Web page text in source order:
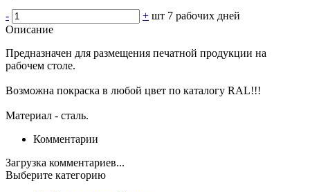
- + шт 7 рабочих дней
Описание
Предназначен для размещения печатной продукции на
рабочем столе.
Возможна покраска в любой цвет по каталогу RAL!!!
Материал - сталь.
Комментарии
Загрузка комментариев...
Выберите категорию